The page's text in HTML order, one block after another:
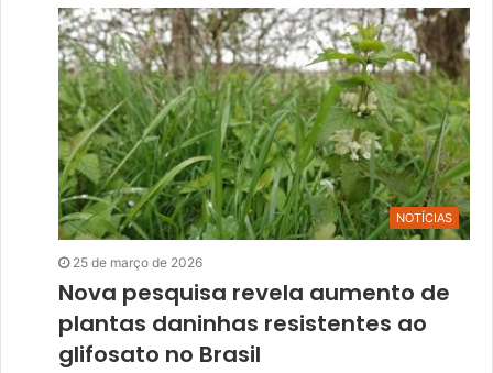
NOTÍCIAS
25 de março de 2026
Nova pesquisa revela aumento de
plantas daninhas resistentes ao
glifosato no Brasil